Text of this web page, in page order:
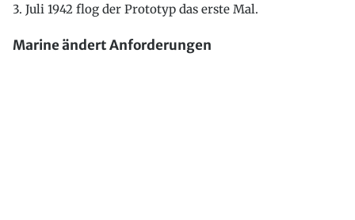
3. Juli 1942 flog der Prototyp das erste Mal.
Marine ändert Anforderungen